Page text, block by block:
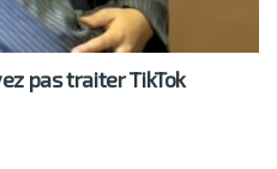
pas traiter TikTok